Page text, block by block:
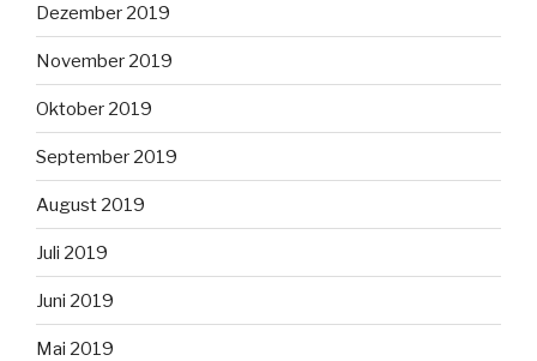
Dezember 2019
November 2019
Oktober 2019
September 2019
August 2019
Juli 2019
Juni 2019
Mai 2019